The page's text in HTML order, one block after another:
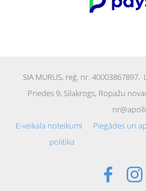
SIA MURUS, reģ. nr. 40003867897,
Priedes 9, Silakrogs, Ropažu
E-veikala noteikumi
Piegādes un
politika